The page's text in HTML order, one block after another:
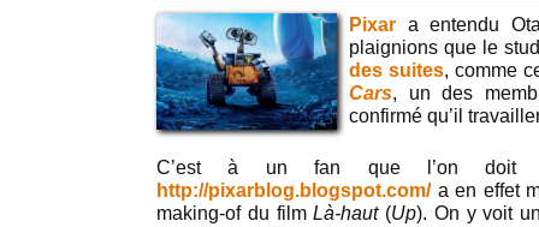
Pixar a entendu
plaignions que le
des suites, comme
Cars, un des
confirmé qu’il
C’est à un fan que l’on doit
http://pixarblog.blogspot.com/a en effet
making-of du filmLà-haut (Up). On y voit